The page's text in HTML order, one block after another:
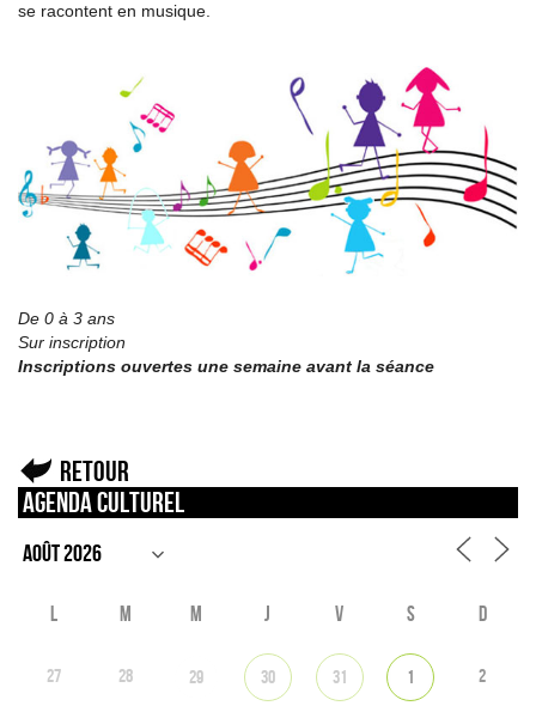
se racontent en musique.
De 0 à 3 ans
Sur inscription
Inscriptions ouvertes une semaine avant la séance
Retour
Agenda culturel
L M M J V S D
27 28 29 30 31 1 2